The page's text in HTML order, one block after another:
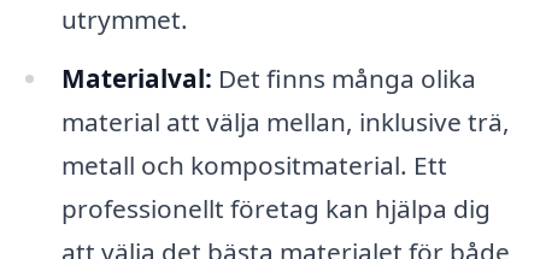
utrymmet.
Materialval: Det finns många olika
material att välja mellan, inklusive trä,
metall och kompositmaterial. Ett
professionellt företag kan hjälpa dig